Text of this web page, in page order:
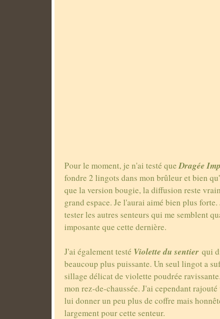
Pour le moment, je n'ai testé queDragée
fondre 2 lingots dans mon brûleur et bien
que la version bougie, la diffusion reste
grand espace. Je l'aurai aimé bien plus
tester les autres senteurs qui me semblent
imposante que cette dernière.
J'ai également testé Violette du sentier qui
beaucoup plus puissante. Un seul lingot a
sillage délicat de violette poudrée
mon rez-de-chaussée. J'ai cependant
lui donner un peu plus de coffre mais
largement pour cette senteur.